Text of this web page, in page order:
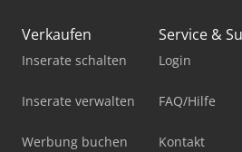
Verkaufen
Inserate schalten
Inserate verwalten
Werbung buchen
Service &
Login
FAQ/Hilfe
Kontakt